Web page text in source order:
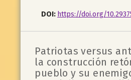
DOI: https://doi.org/
Patriotas versus
la construcción
pueblo y su